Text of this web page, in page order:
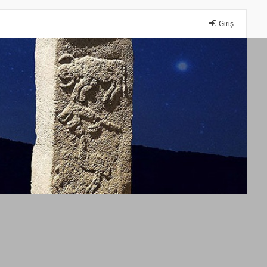
Giriş